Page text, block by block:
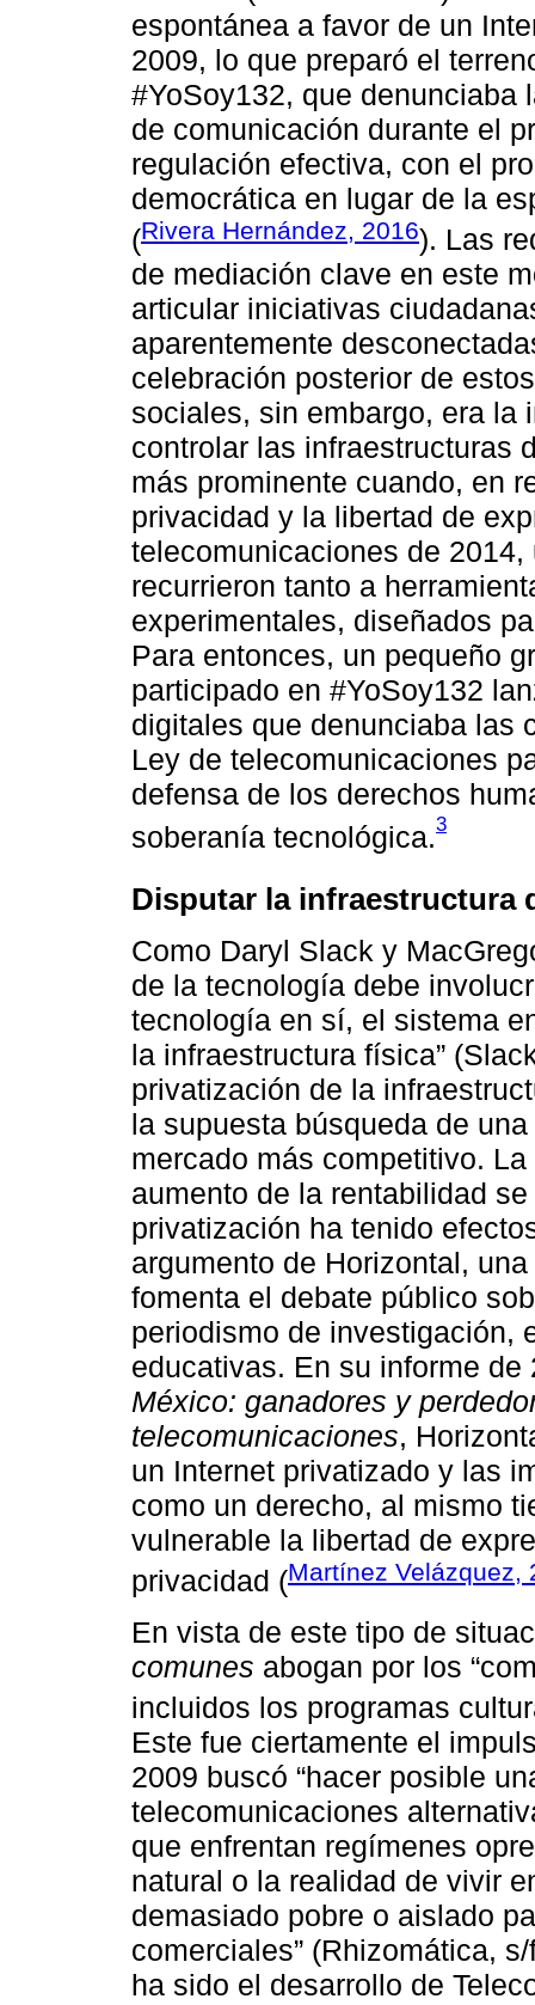
espontánea a favor de un
2009, lo que preparó el
#YoSoy132, que
de comunicación durante el
regulación efectiva, con el
democrática en lugar de la
(Rivera Hernández, 2016). Las
de mediación clave en este
articular iniciativas
aparentemente
celebración posterior de
sociales, sin embargo, era la
controlar las infraestructuras
más prominente cuando, en
privacidad y la libertad de
telecomunicaciones de
recurrieron tanto a
experimentales, diseñados
Para entonces, un pequeño
participado en #YoSoy132
digitales que denunciaba las
Ley de telecomunicaciones
defensa de los derechos
soberanía tecnológica.3
Disputar la infraestructura
Como Daryl Slack y
de la tecnología debe
tecnología en sí, el sistema
la infraestructura física”
privatización de la
la supuesta búsqueda de
mercado más competitivo.
aumento de la rentabilidad
privatización ha tenido
argumento de Horizontal,
fomenta el debate público
periodismo de investigación,
educativas. En su informe
México: ganadores y
telecomunicaciones,
un Internet privatizado y las
como un derecho, al mismo
vulnerable la libertad de
privacidad (Martínez Velázquez,
En vista de este tipo de
comunes abogan por los
incluidos los programas
Este fue ciertamente el
2009 buscó “hacer posible
telecomunicaciones
que enfrentan regímenes
natural o la realidad de vivir
demasiado pobre o aislado
comerciales” (Rhizomática,
ha sido el desarrollo de